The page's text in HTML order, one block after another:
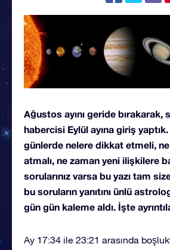
Ağustos ayını geride bırakarak,
habercisi Eylül ayına giriş
günlerde nelere dikkat etmeli,
atmalı, ne zaman yeni ilişkilere
sorularınız varsa bu yazı tam
bu soruların yanıtını ünlü
gün gün kaleme aldı. İşte
Ay 17:34 ile 23:21 arasında